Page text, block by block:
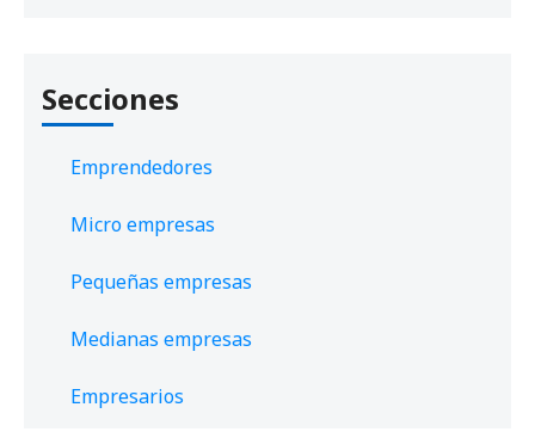
Secciones
Emprendedores
Micro empresas
Pequeñas empresas
Medianas empresas
Empresarios